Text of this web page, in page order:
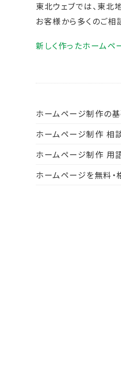
東北ウェブでは、東
お客様から多くのご相
新しく作ったホームペ
ホームページ制作の
ホームページ制作 相
ホームページ制作 用
ホームページを無料